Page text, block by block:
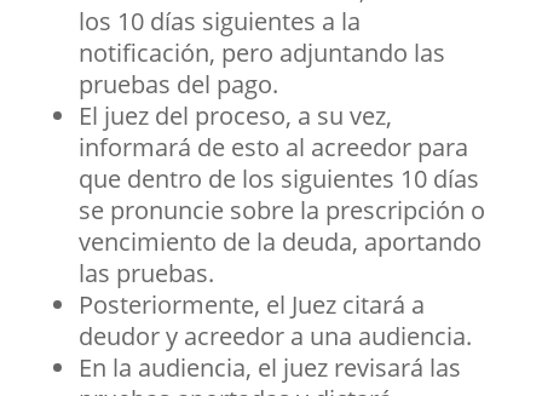
los 10 días siguientes a la
notificación, pero adjuntando las
pruebas del pago.
El juez del proceso, a su vez,
informará de esto al acreedor para
que dentro de los siguientes 10 días
se pronuncie sobre la prescripción o
vencimiento de la deuda, aportando
las pruebas.
Posteriormente, el Juez citará a
deudor y acreedor a una audiencia.
En la audiencia, el juez revisará las